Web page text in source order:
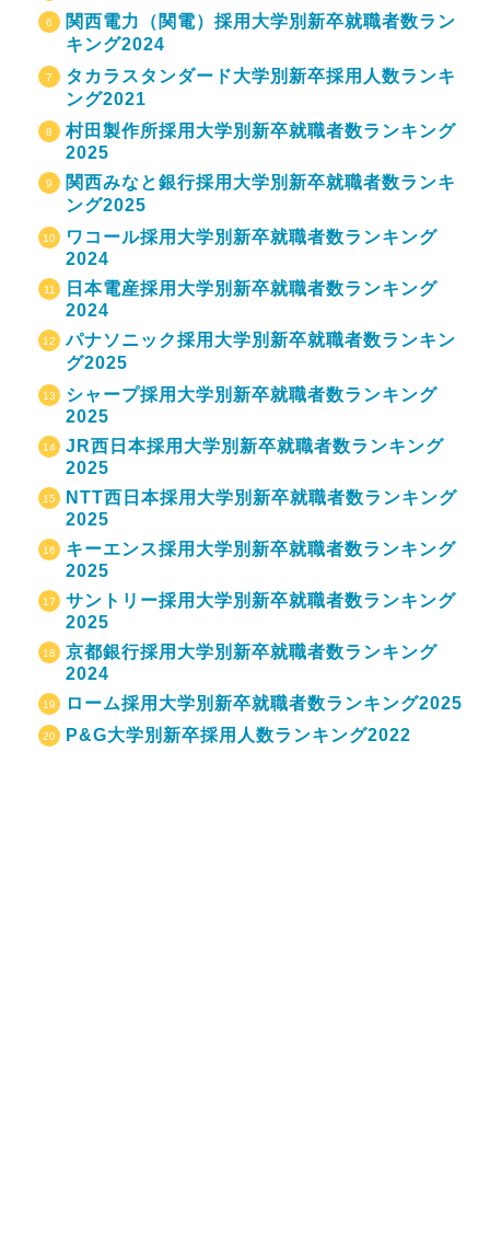
関西電力（関電）採用大学別新卒就職者数ラン
キング2024
タカラスタンダード大学別新卒採用人数ランキ
ング2021
村田製作所採用大学別新卒就職者数ランキング
2025
関西みなと銀行採用大学別新卒就職者数ランキ
ング2025
ワコール採用大学別新卒就職者数ランキング
2024
日本電産採用大学別新卒就職者数ランキング
2024
パナソニック採用大学別新卒就職者数ランキン
グ2025
シャープ採用大学別新卒就職者数ランキング
2025
JR西日本採用大学別新卒就職者数ランキング
2025
NTT西日本採用大学別新卒就職者数ランキング
2025
キーエンス採用大学別新卒就職者数ランキング
2025
サントリー採用大学別新卒就職者数ランキング
2025
京都銀行採用大学別新卒就職者数ランキング
2024
ローム採用大学別新卒就職者数ランキング2025
P&G大学別新卒採用人数ランキング2022